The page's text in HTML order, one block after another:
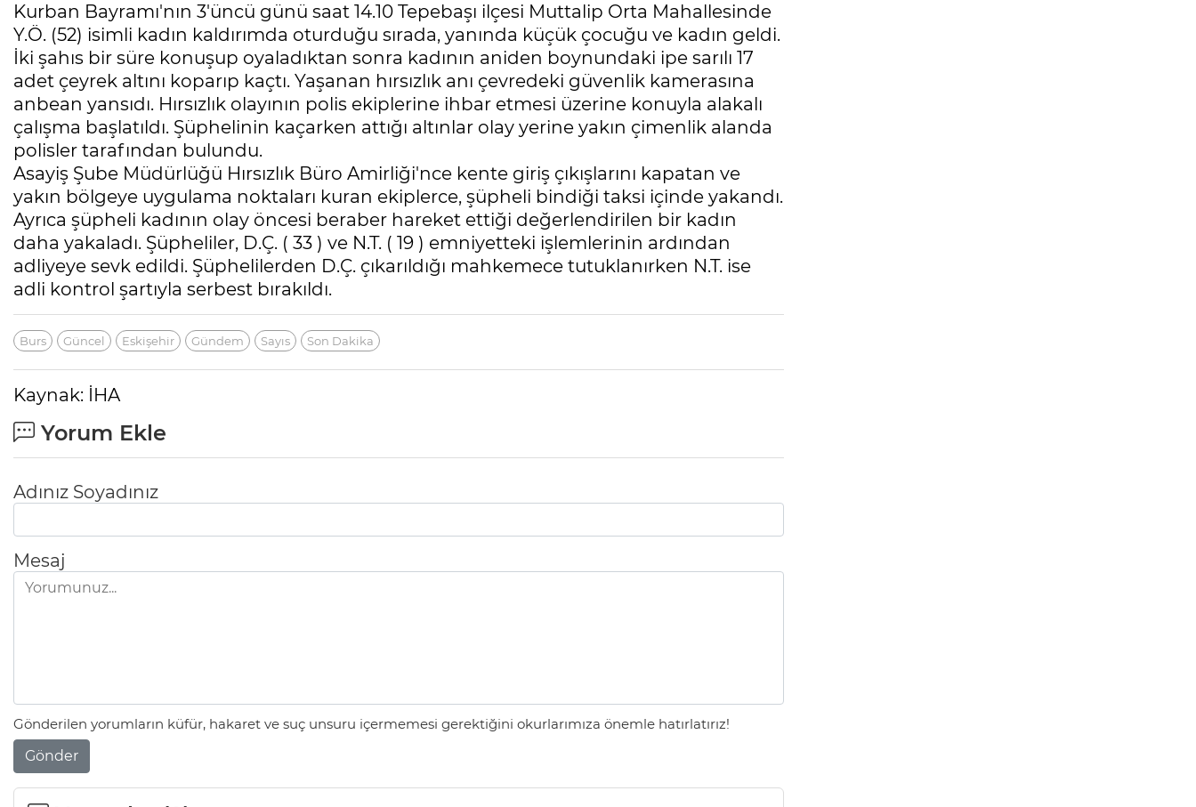
Kurban Bayramı'nın 3'üncü günü saat 14.10 Tepebaşı ilçesi Muttalip Orta Mahallesinde
Y.Ö. (52) isimli kadın kaldırımda oturduğu sırada, yanında küçük çocuğu ve kadın geldi.
İki şahıs bir süre konuşup oyaladıktan sonra kadının aniden boynundaki ipe sarılı 17
adet çeyrek altını koparıp kaçtı. Yaşanan hırsızlık anı çevredeki güvenlik kamerasına
anbean yansıdı. Hırsızlık olayının polis ekiplerine ihbar etmesi üzerine konuyla alakalı
çalışma başlatıldı. Şüphelinin kaçarken attığı altınlar olay yerine yakın çimenlik alanda
polisler tarafından bulundu.
Asayiş Şube Müdürlüğü Hırsızlık Büro Amirliği'nce kente giriş çıkışlarını kapatan ve
yakın bölgeye uygulama noktaları kuran ekiplerce, şüpheli bindiği taksi içinde yakandı.
Ayrıca şüpheli kadının olay öncesi beraber hareket ettiği değerlendirilen bir kadın
daha yakaladı. Şüpheliler, D.Ç. ( 33 ) ve N.T. ( 19 ) emniyetteki işlemlerinin ardından
adliyeye sevk edildi. Şüphelilerden D.Ç. çıkarıldığı mahkemece tutuklanırken N.T. ise
adli kontrol şartıyla serbest bırakıldı.
Burs Güncel Eskişehir Gündem Sayıs Son Dakika
Kaynak: İHA
Yorum Ekle
Adınız Soyadınız
Mesaj
Gönderilen yorumların küfür, hakaret ve suç unsuru içermemesi gerektiğini okurlarımıza önemle hatırlatırız!
Gönder